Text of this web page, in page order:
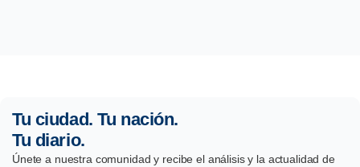
Tu ciudad. Tu nación.
Tu diario.
Únete a nuestra comunidad y recibe el análisis y la actualidad de